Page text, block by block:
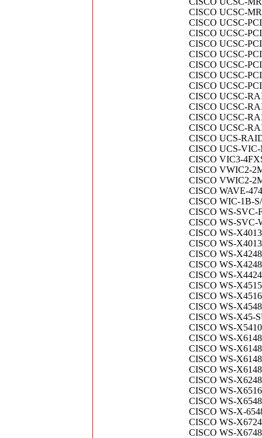
CISCO UCSC-
CISCO UCSC-
CISCO UCSC-
CISCO UCSC-
CISCO UCSC-
CISCO UCSC-
CISCO UCSC-
CISCO UCSC-
CISCO UCSC-
CISCO UCSC-
CISCO UCSC-
CISCO UCSC-
CISCO UCS-
CISCO UCS-VIC-
CISCO VIC3-
CISCO VWIC2-
CISCO VWIC2-
CISCO WAVE-
CISCO WIC-1B-
CISCO WS-SVC-
CISCO WS-SVC-
CISCO WS-
CISCO WS-
CISCO WS-
CISCO WS-
CISCO WS-
CISCO WS-
CISCO WS-
CISCO WS-
CISCO WS-X45-
CISCO WS-
CISCO WS-
CISCO WS-
CISCO WS-
CISCO WS-
CISCO WS-
CISCO WS-
CISCO WS-
CISCO WS-X-
CISCO WS-
CISCO WS-